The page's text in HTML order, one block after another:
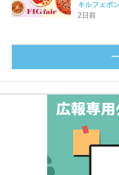
をたっぷり
登場8月20日
キルフェボ
2日前